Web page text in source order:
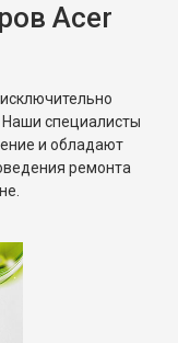
Acer
специалисты
и обладают
ремонта